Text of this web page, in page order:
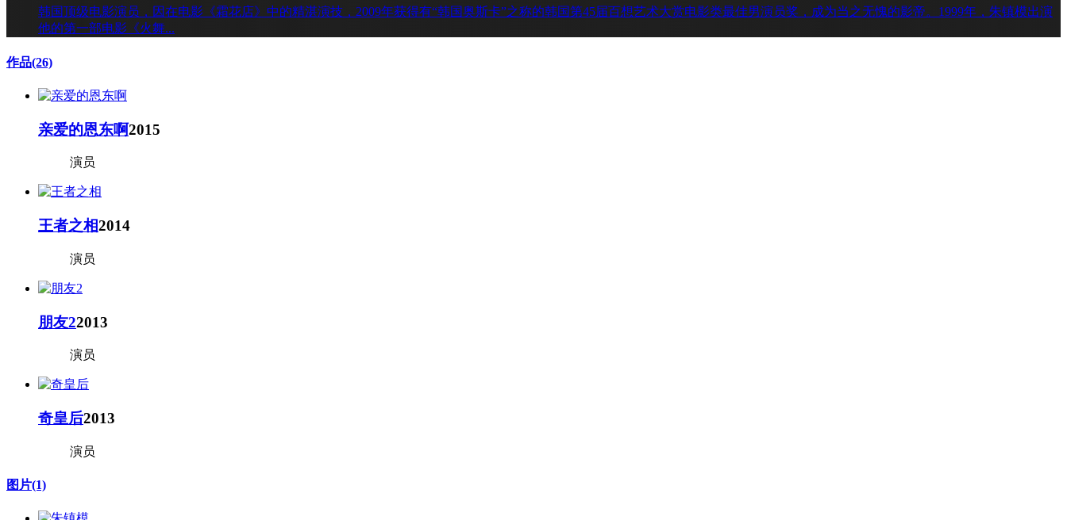
韩国顶级电影演员，因在电影《霜花店》中的精湛演技，2009年获得有“韩国奥斯卡”之称的韩国第45届百想艺术大赏电影类最佳男演员奖，成为当之无愧的影帝。1999年，朱镇模出演
他的第一部电影《火舞...
作品(26)
亲爱的恩东啊2015
演员
王者之相2014
演员
朋友22013
演员
奇皇后2013
演员
图片(1)